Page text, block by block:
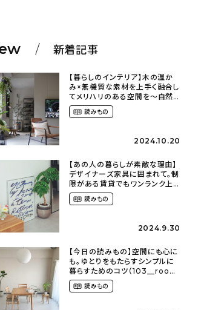
新着記事
【暮らしのインテリア】木の温か
み×無機質な素材を上手く融合し
てメリハリのある空間を〜自然
に囲まれて暮らす（ki_no_ieさ
ん） 読みもの
2024.10.20
【あの人の暮らしが素敵な理由】
デザイナーズ家具に囲まれて。制
限がある賃貸でもワンランク上
のお部屋に〜狭くても好きな暮
らしのこと（_____chika708さ
読みもの
2024.9.30
【今日の読みもの】空間にも心に
も。ゆとりをもたらすシンプルに
暮らすためのコツ（103__room
さん）
読みもの